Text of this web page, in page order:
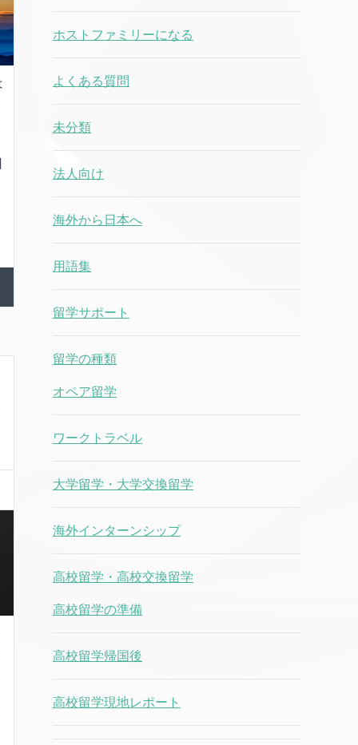
ホストファミリーになる
よくある質問
未分類
法人向け
海外から日本へ
用語集
留学サポート
留学の種類
オペア留学
ワークトラベル
大学留学・大学交換留学
海外インターンシップ
高校留学・高校交換留学
高校留学の準備
高校留学帰国後
高校留学現地レポート